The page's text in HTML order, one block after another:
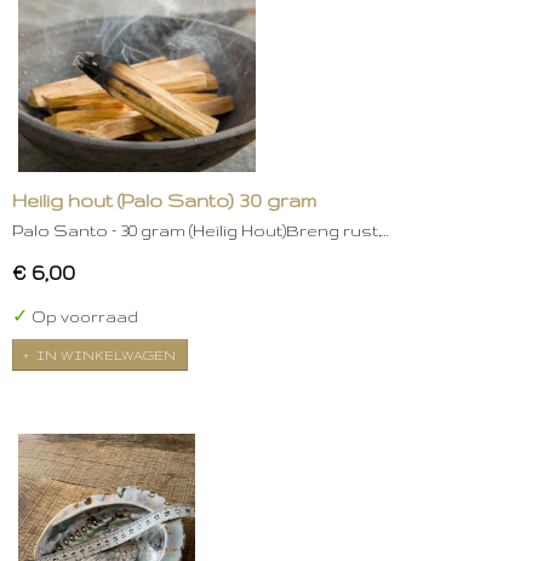
Heilig hout (Palo Santo) 30 gram
Palo Santo – 30 gram (Heilig Hout)Breng rust,…
€ 6,00
✓ Op voorraad
IN WINKELWAGEN